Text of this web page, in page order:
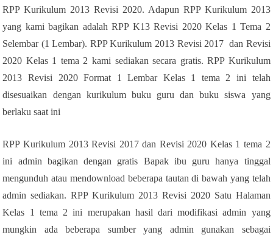
RPP Kurikulum 2013 Revisi 2020. Adapun RPP Kurikulum 2013
yang kami bagikan adalah RPP K13 Revisi 2020 Kelas 1 Tema 2
Selembar (1 Lembar). RPP Kurikulum 2013 Revisi 2017 dan Revisi
2020 Kelas 1 tema 2 kami sediakan secara gratis. RPP Kurikulum
2013 Revisi 2020 Format 1 Lembar Kelas 1 tema 2 ini telah
disesuaikan dengan kurikulum buku guru dan buku siswa yang
berlaku saat ini
RPP Kurikulum 2013 Revisi 2017 dan Revisi 2020 Kelas 1 tema 2
ini admin bagikan dengan gratis Bapak ibu guru hanya tinggal
mengunduh atau mendownload beberapa tautan di bawah yang telah
admin sediakan. RPP Kurikulum 2013 Revisi 2020 Satu Halaman
Kelas 1 tema 2 ini merupakan hasil dari modifikasi admin yang
mungkin ada beberapa sumber yang admin gunakan sebagai